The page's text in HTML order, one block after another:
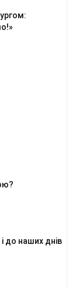
до наших днів